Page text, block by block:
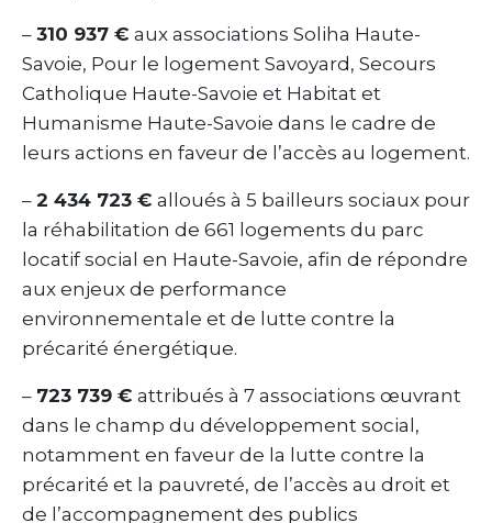
– 310 937 € aux associations Soliha Haute-
Savoie, Pour le logement Savoyard, Secours
Catholique Haute-Savoie et Habitat et
Humanisme Haute-Savoie dans le cadre de
leurs actions en faveur de l’accès au logement.
– 2 434 723 € alloués à 5 bailleurs sociaux pour
la réhabilitation de 661 logements du parc
locatif social en Haute-Savoie, afin de répondre
aux enjeux de performance
environnementale et de lutte contre la
précarité énergétique.
– 723 739 € attribués à 7 associations œuvrant
dans le champ du développement social,
notamment en faveur de la lutte contre la
précarité et la pauvreté, de l’accès au droit et
de l’accompagnement des publics